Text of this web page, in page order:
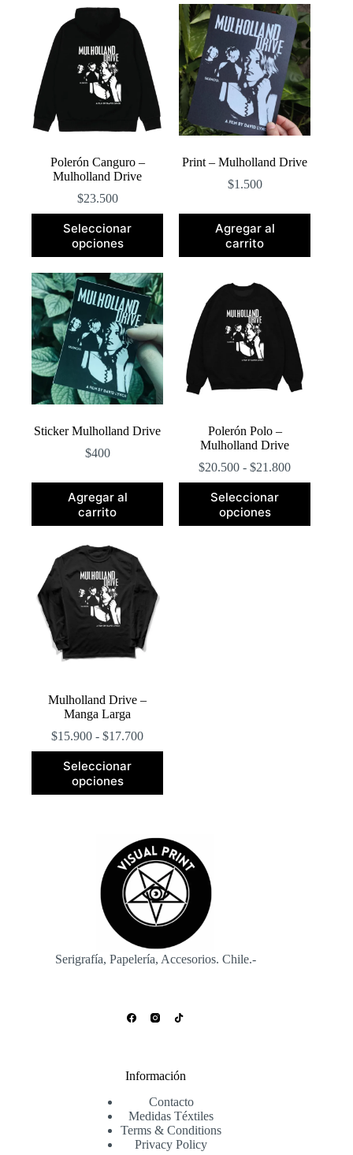
$17.300
variantes.
Las
opciones
se
pueden
elegir
en
la
página
de
Polerón Canguro –
Mulholland Drive
$23.500
Seleccionar
opciones
producto
tiene
variantes.
Las
opciones
se
pueden
elegir
en
la
página
de
Print – Mulholland Drive
$1.500
Agregar al
carrito
Sticker Mulholland Drive
$400
Agregar al
carrito
Polerón Polo –
Mulholland Drive
$20.500 - $21.800Rango
de
$20.500
Seleccionar
opciones
producto
tiene
Mulholland Drive –
Manga Larga
$15.900 - $17.700Rango
de
$15.900
Seleccionar
opciones
Este
producto
tiene
opciones
pueden
elegir
en
la
página
producto
Serigrafía, Papelería, Accesorios. Chile.-
Información
Contacto
Medidas Téxtiles
Terms & Conditions
Privacy Policy